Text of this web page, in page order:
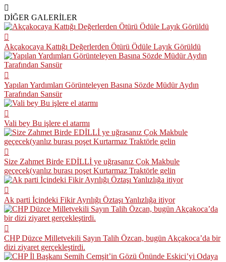
DİĞER GALERİLER
Akçakocaya Kattığı Değerlerden Ötürü Ödüle Layık Görüldü
Yapılan Yardımları Görünteleyen Basına Sözde Müdür Aydın
Tarafından Sansür
Vali bey Bu işlere el atarmı
Size Zahmet Birde EDİLLİ ye uğrasanız Çok Makbule
geçecek(yanlız burası poşet Kurtarmaz Traktörle gelin
Ak parti İçindeki Fikir Ayrılığı Öztaşı Yanlızlığa itiyor
CHP Düzce Milletvekili Sayın Talih Özcan, bugün Akçakoca’da bir
dizi ziyaret gerçekleştirdi.